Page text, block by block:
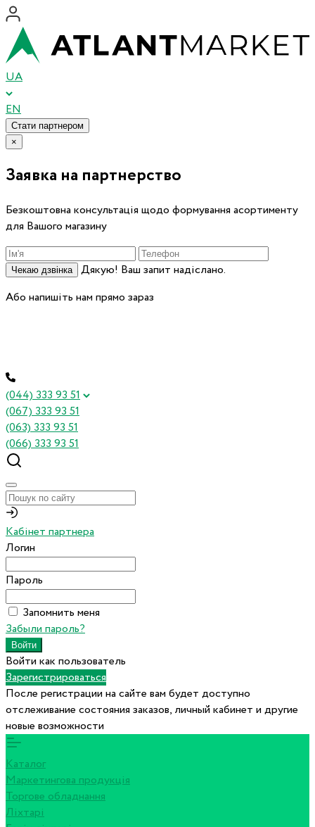
UA
EN
Стати партнером
×
Заявка на партнерство
Безкоштовна консультація щодо формування асортименту
для Вашого магазину
Чекаю дзвінка
Дякую! Ваш запит надіслано.
Або напишіть нам прямо зараз
(044) 333 93 51
(067) 333 93 51
(063) 333 93 51
(066) 333 93 51
Кабінет партнера
Логин
Пароль
Запомнить меня
Забыли пароль?
Войти как пользователь
Зарегистрироваться
После регистрации на сайте вам будет доступно
отслеживание состояния заказов, личный кабинет и другие
новые возможности
Каталог
Маркетингова продукція
Торгове обладнання
Ліхтарі